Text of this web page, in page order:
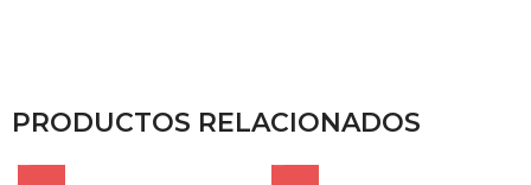
PRODUCTOS RELACIONADOS